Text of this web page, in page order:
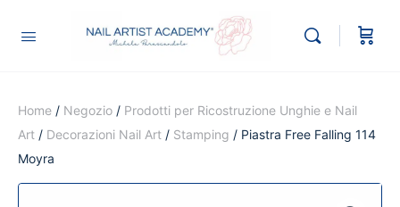
Home / Negozio / Prodotti per Ricostruzione Unghie e Nail
Art / Decorazioni Nail Art / Stamping / Piastra Free Falling 114
Moyra